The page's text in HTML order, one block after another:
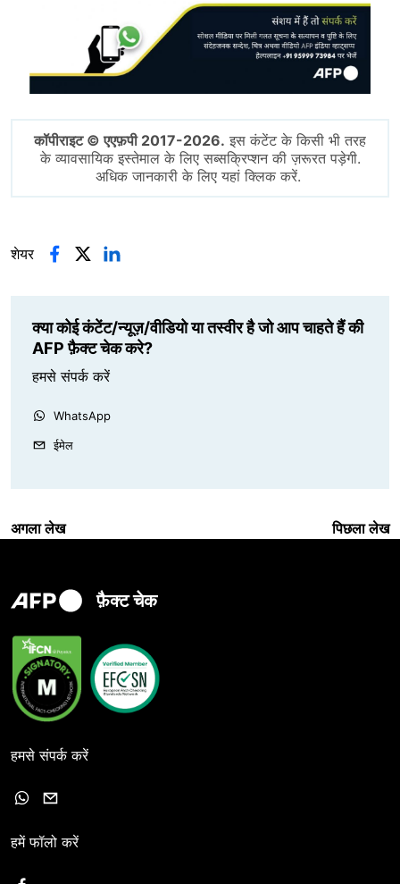
कॉपीराइट © एएफ़पी 2017-2026. इस कंटेंट के किसी भी तरह
के व्यावसायिक इस्तेमाल के लिए सब्सक्रिप्शन की ज़रूरत पड़ेगी.
अधिक जानकारी के लिए यहां क्लिक करें.
शेयर
क्या कोई कंटेंट/न्यूज़/वीडियो या तस्वीर है जो आप चाहते हैं की
AFP फ़ैक्ट चेक करे?
हमसे संपर्क करें
WhatsApp
ईमेल
अगला लेख पिछला लेख
फ़ैक्ट चेक
हमसे संपर्क करें
हमें फॉलो करें